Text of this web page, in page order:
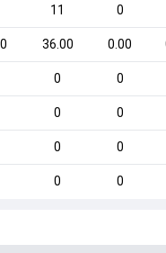
11 0
36.00 0.00
0 0
0 0
0 0
0 0